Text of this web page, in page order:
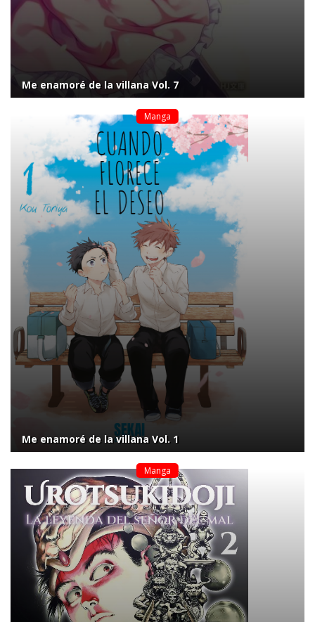
Me enamoré de la villana Vol. 7
Manga
Me enamoré de la villana Vol. 1
Manga